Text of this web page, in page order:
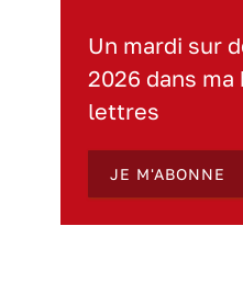
Un mardi sur
2026 dans ma
lettres
JE M'ABONNE